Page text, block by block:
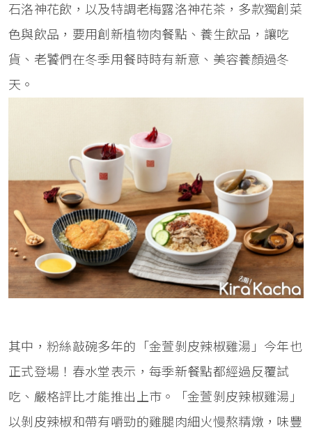
石洛神花飲，以及特調老梅露洛神花茶，多款獨創菜
色與飲品，要用創新植物肉餐點、養生飲品，讓吃
貨、老饕們在冬季用餐時時有新意、美容養顏過冬
天。
其中，粉絲敲碗多年的「金萱剝皮辣椒雞湯」今年也
正式登場！春水堂表示，每季新餐點都經過反覆試
吃、嚴格評比才能推出上市。「金萱剝皮辣椒雞湯」
以剝皮辣椒和帶有嚼勁的雞腿肉細火慢熬精燉，味豐